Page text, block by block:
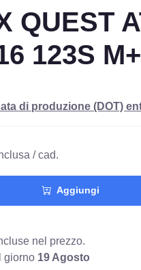
QUEST
123S
di produzione (DOT)
/ cad.
Aggiungi
nel prezzo.
giorno 19 Agosto